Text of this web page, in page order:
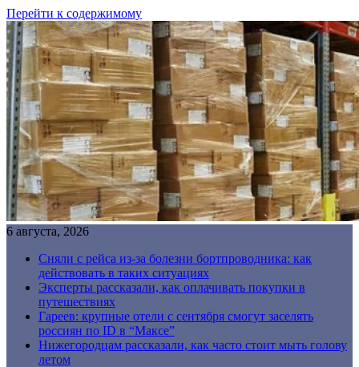
Перейти к содержимому
6 августа, 2026
Сняли с рейса из-за болезни бортпроводника: как
действовать в таких ситуациях
Эксперты рассказали, как оплачивать покупки в
путешествиях
Гареев: крупные отели с сентября смогут заселять
россиян по ID в “Максе”
Нижегородцам рассказали, как часто стоит мыть голову
летом